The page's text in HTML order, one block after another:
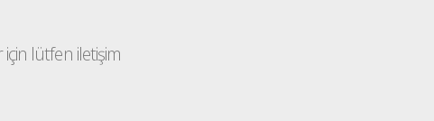
lütfen iletişim